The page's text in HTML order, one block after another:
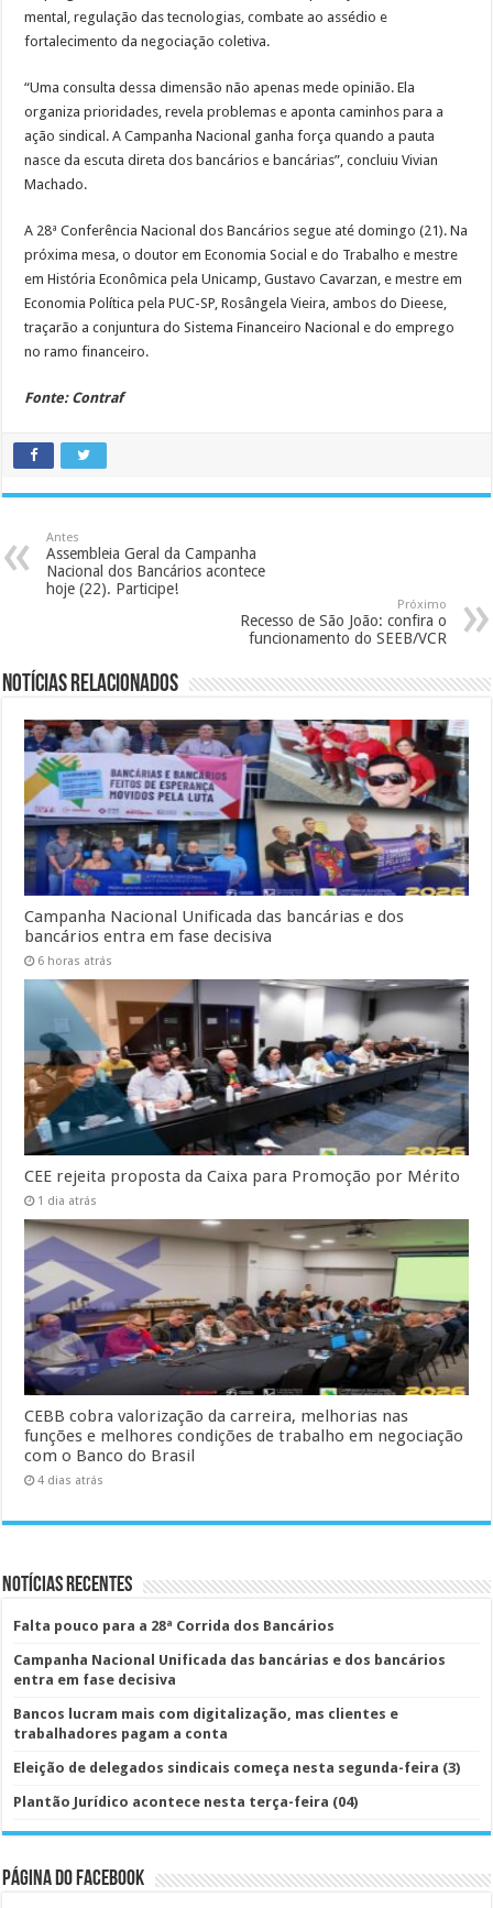
mental, regulação das tecnologias, combate ao assédio e
fortalecimento da negociação coletiva.
“Uma consulta dessa dimensão não apenas mede opinião. Ela
organiza prioridades, revela problemas e aponta caminhos para a
ação sindical. A Campanha Nacional ganha força quando a pauta
nasce da escuta direta dos bancários e bancárias”, concluiu Vivian
Machado.
A 28ª Conferência Nacional dos Bancários segue até domingo (21). Na
próxima mesa, o doutor em Economia Social e do Trabalho e mestre
em História Econômica pela Unicamp, Gustavo Cavarzan, e mestre em
Economia Política pela PUC-SP, Rosângela Vieira, ambos do Dieese,
traçarão a conjuntura do Sistema Financeiro Nacional e do emprego
no ramo financeiro.
Fonte: Contraf
Antes
Assembleia Geral da Campanha
Nacional dos Bancários acontece
hoje (22). Participe!
Próximo
Recesso de São João: confira o
funcionamento do SEEB/VCR
Notícias Relacionados
Campanha Nacional Unificada das bancárias e dos
bancários entra em fase decisiva
6 horas atrás
CEE rejeita proposta da Caixa para Promoção por Mérito
1 dia atrás
CEBB cobra valorização da carreira, melhorias nas
funções e melhores condições de trabalho em negociação
com o Banco do Brasil
4 dias atrás
Notícias Recentes
Falta pouco para a 28ª Corrida dos Bancários
Campanha Nacional Unificada das bancárias e dos bancários
entra em fase decisiva
Bancos lucram mais com digitalização, mas clientes e
trabalhadores pagam a conta
Eleição de delegados sindicais começa nesta segunda-feira (3)
Plantão Jurídico acontece nesta terça-feira (04)
Página do Facebook